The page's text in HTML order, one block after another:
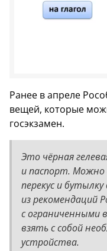
Ранее в апреле
вещей, которые
госэкзамен.
Это чёрная
и паспорт. Можно
перекус и
из рекомендаций
с ограниченными
взять с собой
устройства.